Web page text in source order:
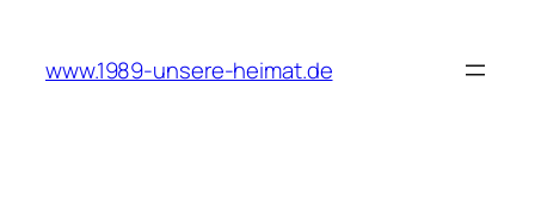
springen
www.1989-unsere-heimat.de